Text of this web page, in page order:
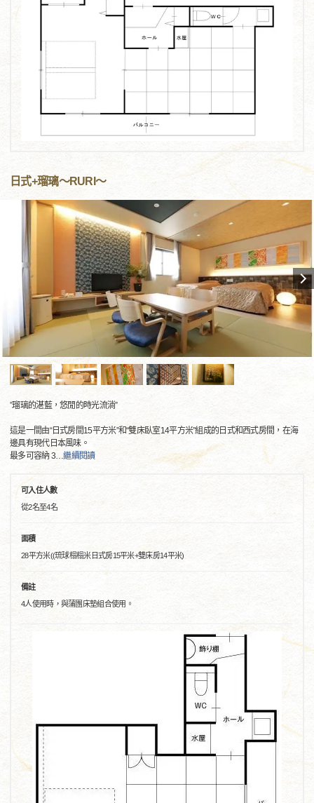
日式+瑠璃～RURI～
”瑠璃的湛藍，悠閒的時光流淌”
這是一間由“日式房間15平方米”和“雙床臥室14平方米”組成的日式和西式房間，在海
邊具有現代日本風味。
最多可容納 3…繼續閱讀
可入住人數
從2名至4名
面積
28平方米((琉球榻榻米日式房15平米+雙床房14平米)
備註
4人使用時，與蒲團床墊組合使用。